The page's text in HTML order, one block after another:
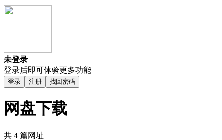
未登录
登录后即可体验更多功能
登录 注册 找回密码
网盘下载
共 4 篇网址